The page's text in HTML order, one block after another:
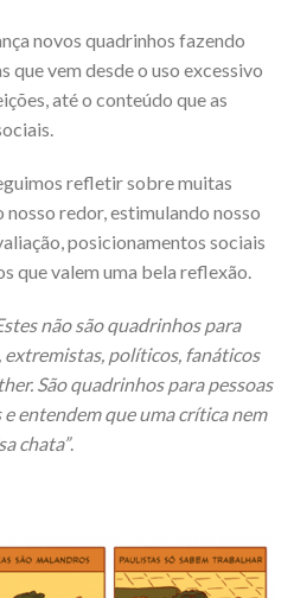
novos quadrinhos fazendo
que vem desde o uso excessivo
até o conteúdo que as
refletir sobre muitas
redor, estimulando nosso
posicionamentos sociais
que valem uma bela reflexão.
não são quadrinhos para
extremistas, políticos, fanáticos
São quadrinhos para pessoas
e entendem que uma crítica nem
chata”.